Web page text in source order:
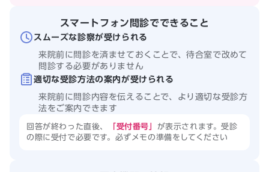
スマートフォン問診でできること
スムーズな診察が受けられる
来院前に問診を済ませておくことで、待合室で改めて
問診する必要がありません
適切な受診方法の案内が受けられる
来院前に問診内容を伝えることで、より適切な受診方
法をご案内できます
回答が終わった直後、 「受付番号」
が表示されます。受診
の際に受付で必要です。必ずメモの準備をしてください